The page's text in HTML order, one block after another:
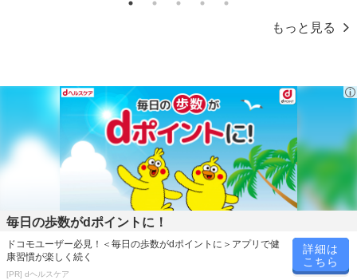
1 2 3 4 5
もっと見る
毎日の歩数がdポイントに！
ドコモユーザー必見！＜毎日の歩数がdポイントに＞アプリで健
康習慣が楽しく続く
[PR] dヘルスケア
詳細は
こちら